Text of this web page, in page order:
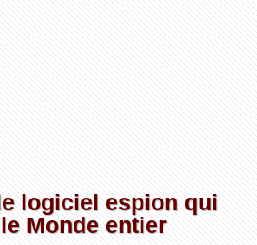
logiciel espion qui
Monde entier